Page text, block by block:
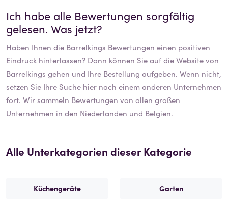
Ich habe alle Bewertungen sorgfältig
gelesen. Was jetzt?
Haben Ihnen die Barrelkings Bewertungen einen positiven
Eindruck hinterlassen? Dann können Sie auf die Website von
Barrelkings gehen und Ihre Bestellung aufgeben. Wenn nicht,
setzen Sie Ihre Suche hier nach einem anderen Unternehmen
fort. Wir sammeln Bewertungen von allen großen
Unternehmen in den Niederlanden und Belgien.
Alle Unterkategorien dieser Kategorie
Küchengeräte Garten